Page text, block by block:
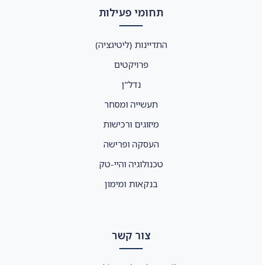
תחומי פעילות
התדיינות (ליטיגציה)
פרויקטים
נדל"ן
תעשייה ומסחר
מיזוגים ורכישות
העסקה ופרישה
טכנולוגיה והיי-טק
בנקאות ומימון
צור קשר